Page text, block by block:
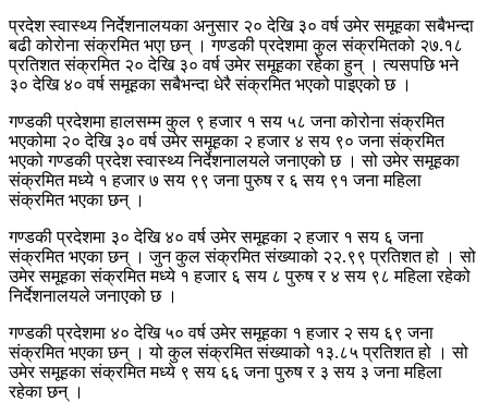
प्रदेश स्वास्थ्य निर्देशनालयका अनुसार २० देखि ३० वर्ष उमेर समूहका सबैभन्दा
बढी कोरोना संक्रमित भएा छन् । गण्डकी प्रदेशमा कुल संक्रमितको २७.१८
प्रतिशत संक्रमित २० देखि ३० वर्ष उमेर समूहका रहेका हुन् । त्यसपछि भने
३० देखि ४० वर्ष समूहका सबैभन्दा धेरै संक्रमित भएको पाइएको छ ।
गण्डकी प्रदेशमा हालसम्म कुल ९ हजार १ सय ५८ जना कोरोना संक्रमित
भएकोमा २० देखि ३० वर्ष उमेर समूहका २ हजार ४ सय ९० जना संक्रमित
भएको गण्डकी प्रदेश स्वास्थ्य निर्देशनालयले जनाएको छ । सो उमेर समूहका
संक्रमित मध्ये १ हजार ७ सय ९९ जना पुरुष र ६ सय ९१ जना महिला
संक्रमित भएका छन् ।
गण्डकी प्रदेशमा ३० देखि ४० वर्ष उमेर समूहका २ हजार १ सय ६ जना
संक्रमित भएका छन् । जुन कुल संक्रमित संख्याको २२.९९ प्रतिशत हो । सो
उमेर समूहका संक्रमित मध्ये १ हजार ६ सय ८ पुरुष र ४ सय ९८ महिला रहेको
निर्देशनालयले जनाएको छ ।
गण्डकी प्रदेशमा ४० देखि ५० वर्ष उमेर समूहका १ हजार २ सय ६९ जना
संक्रमित भएका छन् । यो कुल संक्रमित संख्याको १३.८५ प्रतिशत हो । सो
उमेर समूहका संक्रमित मध्ये ९ सय ६६ जना पुरुष र ३ सय ३ जना महिला
रहेका छन् ।